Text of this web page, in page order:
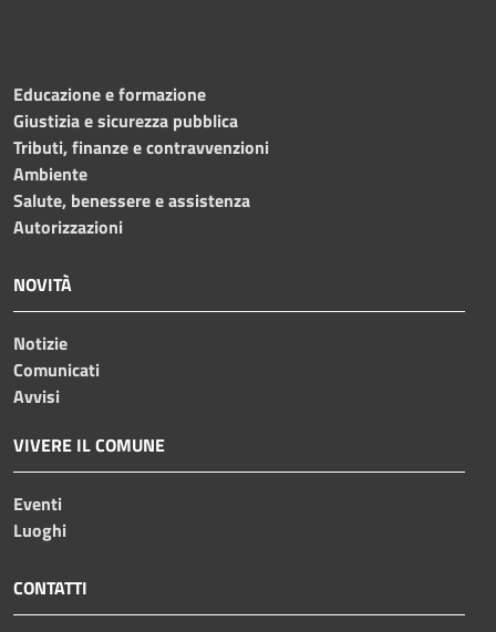
Educazione e formazione
Giustizia e sicurezza pubblica
Tributi, finanze e contravvenzioni
Ambiente
Salute, benessere e assistenza
Autorizzazioni
NOVITÀ
Notizie
Comunicati
Avvisi
VIVERE IL COMUNE
Eventi
Luoghi
CONTATTI